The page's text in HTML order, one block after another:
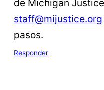
de Michigan
staff@mijustice.org
pasos.
Responder